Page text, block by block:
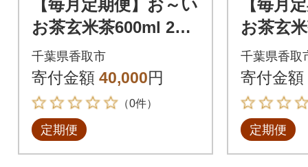
【毎月定期便】お～い
お茶玄米茶600ml 24
本(ケース)伊藤園全3
回
千葉県香取市
寄付金額 40,000円
（0件）
定期便
【毎月
お茶玄
本(ケー
回
千葉県香取
寄付金額
定期便